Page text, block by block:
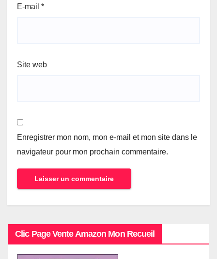
E-mail *
Site web
Enregistrer mon nom, mon e-mail et mon site dans le
navigateur pour mon prochain commentaire.
Clic Page Vente Amazon Mon Recueil